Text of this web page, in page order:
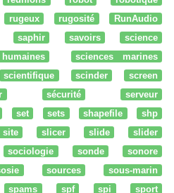
rugeux rugosité
RunAudio
saphir savoirs
science
sciences marines
scientifique scinder
screen
sécurité
serveur
set sets shapefile
shp
site slicer slide
slider
sociologie sonde
sonore
sources
sous-marin
spams spf spi
sport